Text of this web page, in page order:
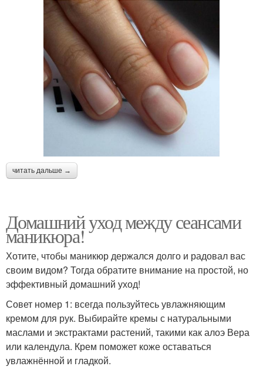
читать дальше →
Домашний уход между сеансами
маникюра!
Хотите, чтобы маникюр держался долго и радовал вас
своим видом? Тогда обратите внимание на простой, но
эффективный домашний уход!
Совет номер 1: всегда пользуйтесь увлажняющим
кремом для рук. Выбирайте кремы с натуральными
маслами и экстрактами растений, такими как алоэ Вера
или календула. Крем поможет коже оставаться
увлажнённой и гладкой.